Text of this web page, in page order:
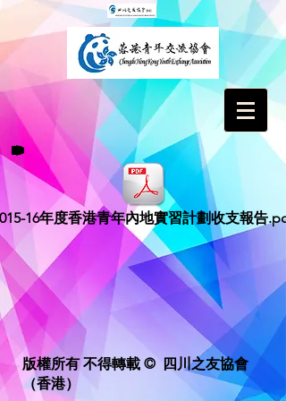
16年度香港青年內地實習計劃收支報告.pdf
版權所有 不得轉載 © 四川之友協會
（香港）